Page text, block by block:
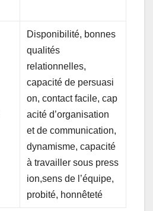
Disponibilité, bonnes
qualités
relationnelles,
capacité de persuasi
on, contact facile, cap
acité d’organisation
et de communication,
dynamisme, capacité
à travailler sous press
ion,sens de l’équipe,
probité, honnêteté